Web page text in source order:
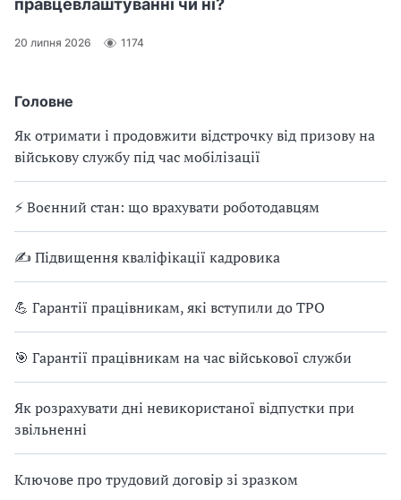
Головне
Як отримати і продовжити відстрочку від призову на
військову службу під час мобілізації
⚡ Воєнний стан: що врахувати роботодавцям
✍ Підвищення кваліфікації кадровика
💪 Гарантії працівникам, які вступили до ТРО
🎯 Гарантії працівникам на час військової служби
Як розрахувати дні невикористаної відпустки при
звільненні
Ключове про трудовий договір зі зразком
правцевлаштуванні чи ні?
20 липня 2026 1174